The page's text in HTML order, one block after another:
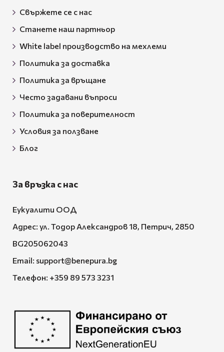
Свържете се с нас
Станете наш партньор
White label производство на мехлеми
Политика за доставка
Политика за връщане
Често задавани въпроси
Политика за поверителност
Условия за ползване
Блог
За връзка с нас
Еукуалити ООД
Адрес: ул. Тодор Александров 18, Петрич, 2850
BG205062043
Email: support@benepura.bg
Телефон: +359 89 573 3231